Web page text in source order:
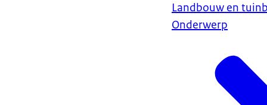
Landbouw en
Onderwerp